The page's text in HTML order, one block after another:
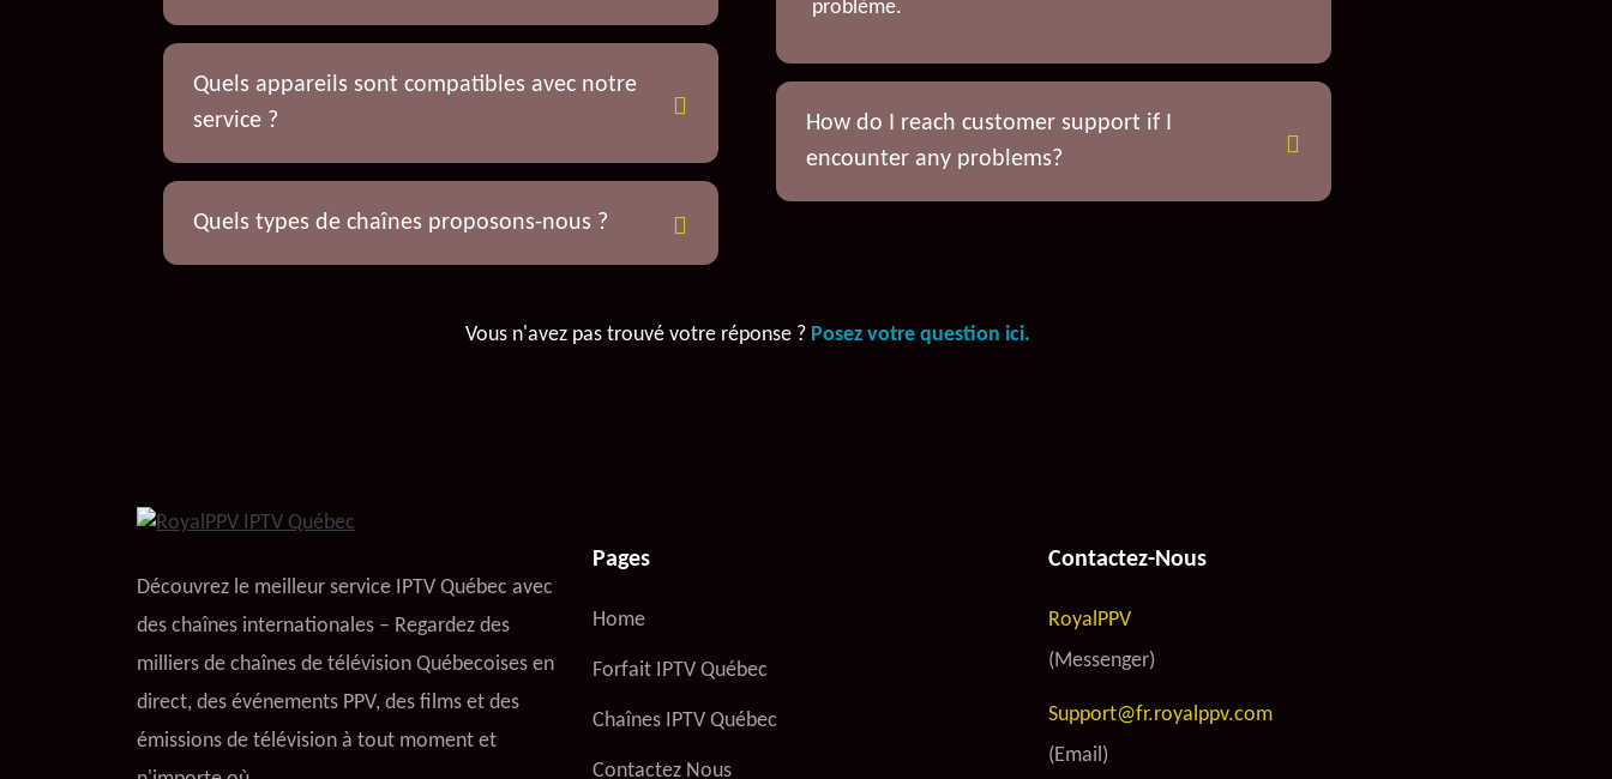
Quels appareils sont compatibles avec notre
service ?
Quels types de chaînes proposons-nous ?
problème.
How do I reach customer support if I
encounter any problems?
Vous n'avez pas trouvé votre réponse ? Posez votre question ici.
Découvrez le meilleur service IPTV Québec avec
des chaînes internationales – Regardez des
milliers de chaînes de télévision Québecoises en
direct, des événements PPV, des films et des
émissions de télévision à tout moment et
Pages
Home
Forfait IPTV Québec
Chaînes IPTV Québec
Contactez Nous
Contactez-Nous
RoyalPPV
(Messenger)
Support@fr.royalppv.com
(Email)